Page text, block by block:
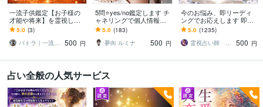
一流子供鑑定【お子様の
才能や将来】を霊視しま
す お子様の気持ちや適職
などを占い、未来の可能
性を最大限に広げる
5.0 (3)
パトラ｜一流の霊視鑑定
500 円
5問⭐yes/no鑑定します チ
ャネリングで個人情報不
要で視ます♪
5.0 (183)
夢向 ルミナ
500 円
今のお悩み、即リーディ
ングでお応えします 即日
鑑定 今すぐ知りたい。
だからこそ、すぐ占いま
す
5.0 (1235)
霊視占い師 まる
500 円
占い全般の人気サービス